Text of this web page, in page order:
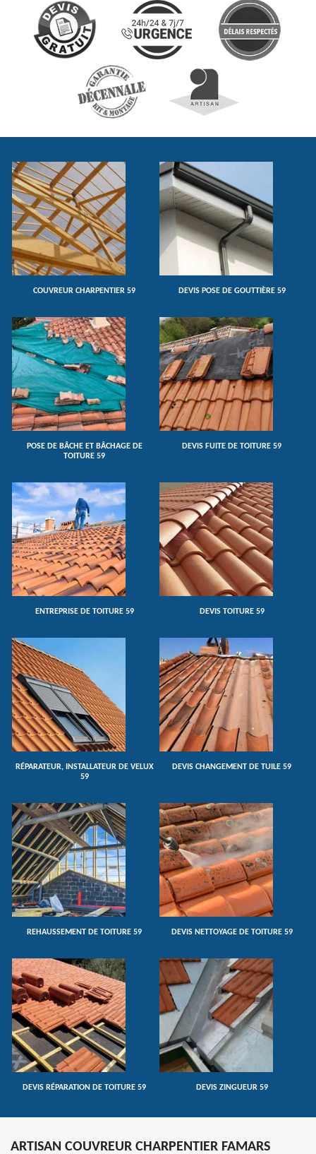
COUVREUR CHARPENTIER 59 DEVIS POSE DE GOUTTIÈRE 59
POSE DE BÂCHE ET BÂCHAGE DE
TOITURE 59
DEVIS FUITE DE TOITURE 59
ENTREPRISE DE TOITURE 59 DEVIS TOITURE 59
RÉPARATEUR, INSTALLATEUR DE VELUX
59
DEVIS CHANGEMENT DE TUILE 59
REHAUSSEMENT DE TOITURE 59 DEVIS NETTOYAGE DE TOITURE 59
DEVIS RÉPARATION DE TOITURE 59 DEVIS ZINGUEUR 59
ARTISAN COUVREUR CHARPENTIER FAMARS